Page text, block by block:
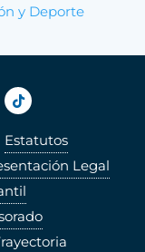
y Deporte
Estatutos
Legal